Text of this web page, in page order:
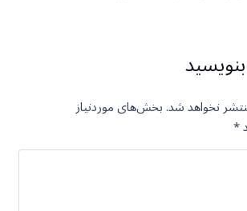
نخواهد شد.بخش‌های موردنیاز
*